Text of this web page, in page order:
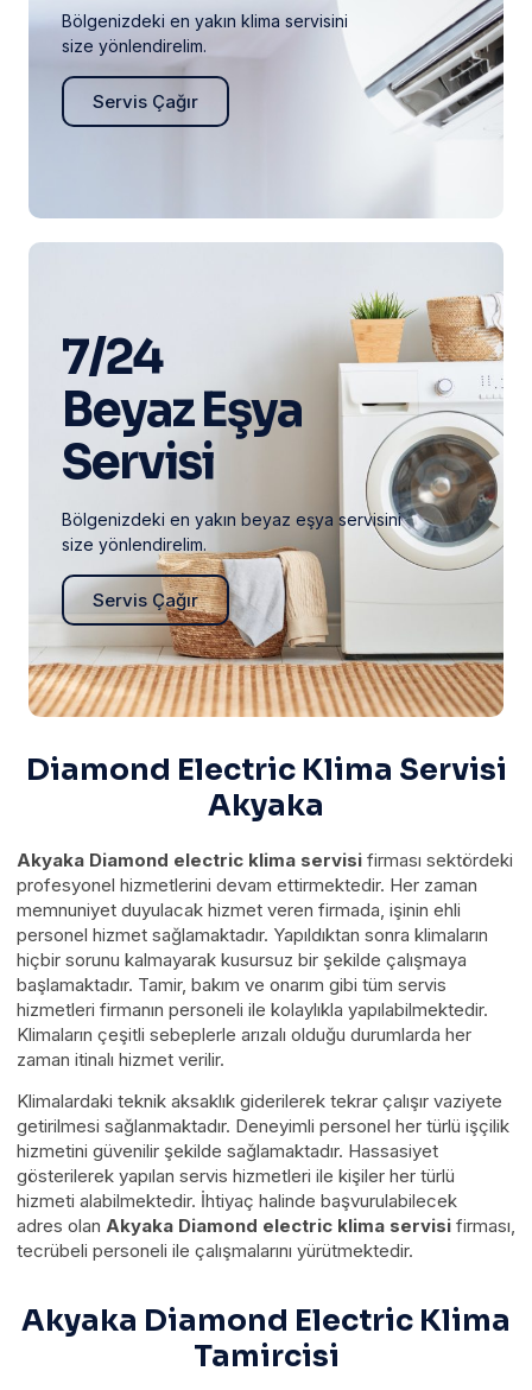
Bölgenizdeki en yakın klima servisini
size yönlendirelim.
Servis Çağır
7/24
Beyaz Eşya
Servisi
Bölgenizdeki en yakın beyaz eşya servisini
size yönlendirelim.
Servis Çağır
Diamond Electric Klima Servisi
Akyaka
Akyaka Diamond electric klima servisi firması sektördeki
profesyonel hizmetlerini devam ettirmektedir. Her zaman
memnuniyet duyulacak hizmet veren firmada, işinin ehli
personel hizmet sağlamaktadır. Yapıldıktan sonra klimaların
hiçbir sorunu kalmayarak kusursuz bir şekilde çalışmaya
başlamaktadır. Tamir, bakım ve onarım gibi tüm servis
hizmetleri firmanın personeli ile kolaylıkla yapılabilmektedir.
Klimaların çeşitli sebeplerle arızalı olduğu durumlarda her
zaman itinalı hizmet verilir.
Klimalardaki teknik aksaklık giderilerek tekrar çalışır vaziyete
getirilmesi sağlanmaktadır. Deneyimli personel her türlü işçilik
hizmetini güvenilir şekilde sağlamaktadır. Hassasiyet
gösterilerek yapılan servis hizmetleri ile kişiler her türlü
hizmeti alabilmektedir. İhtiyaç halinde başvurulabilecek
adres olan Akyaka Diamond electric klima servisi firması,
tecrübeli personeli ile çalışmalarını yürütmektedir.
Akyaka Diamond Electric Klima
Tamircisi